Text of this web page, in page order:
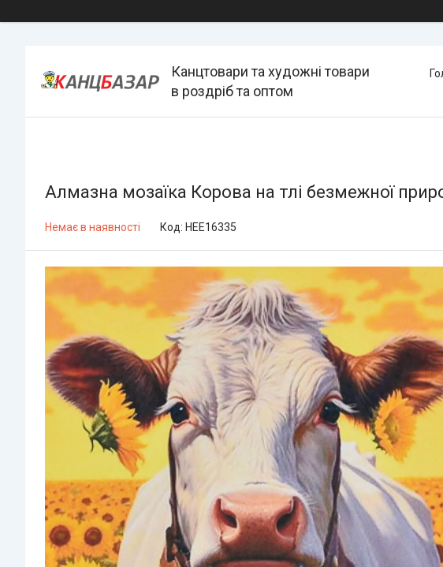
Канцтовари та художні товари
в роздріб та оптом
Алмазна мозаїка Корова на тлі безмежної
Немає в наявності Код: HEE16335